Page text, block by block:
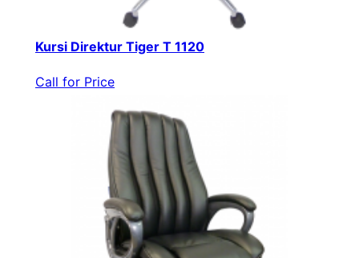
Kursi Direktur Tiger T 1120
Call for Price